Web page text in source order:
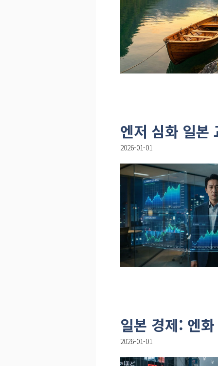
엔저 심화 일본
2026-01-01
일본 경제: 엔
2026-01-01